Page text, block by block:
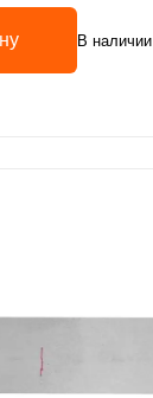
В наличии